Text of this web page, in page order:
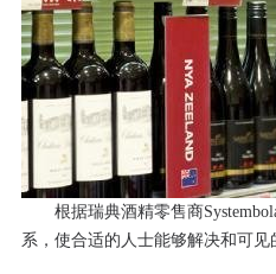
ASA在宽带速度索赔中呼吁
Gartner研讨会：CIO应该建
苹果商店出售阿波罗的个人
United Utilities通过
谷歌为I / O与会者提供了无
NHS Digital Ceo Andy
前萨里NHS IT酋长和供应
SAP的新数据服务可以告诉
根据瑞典酒精零售商
系，使合适的人士能够解决和可见